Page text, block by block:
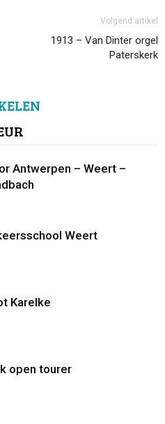
Volgend artikel
1913 – Van Dinter orgel
Paterskerk
Antwerpen – Weert –
Weert
Karelke
open tourer